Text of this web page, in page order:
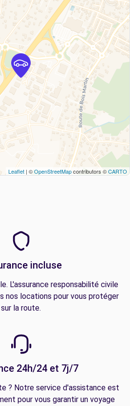
Leaflet | ©OpenStreetMapcontributors ©CARTO
incluse
L'assurance responsabilité civile
nos locations pour vous protéger
sur la route.
24h/24 et 7j/7
? Notre service d'assistance est
pour vous garantir un voyage